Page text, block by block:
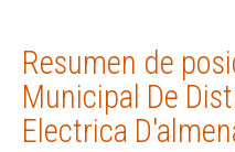
Resumen de
Municipal De
Electrica